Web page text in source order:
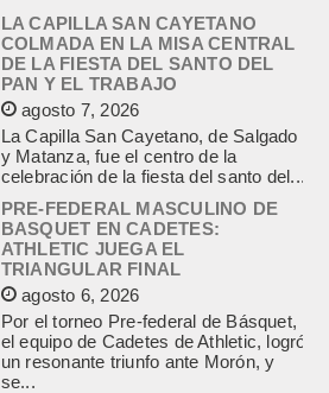
PAN Y EL TRABAJO
agosto 7, 2026
La Capilla San Cayetano, de Salgado
y Matanza, fue el centro de la
celebración de la fiesta del santo del...
PRE-FEDERAL MASCULINO DE
BASQUET EN CADETES:
TRIANGULAR FINAL
agosto 6, 2026
Por el torneo Pre-federal de Básquet,
el equipo de Cadetes de Athletic, logró
un resonante triunfo ante Morón, y
se...
INFORME DE DEFENSA CIVIL
LOBOS, COLABORACION EN LA